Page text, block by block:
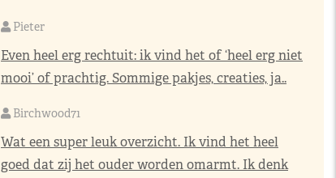
Pieter
Even heel erg rechtuit: ik vind het of ‘heel erg niet
mooi’ of prachtig. Sommige pakjes, creaties, ja..
Birchwood71
Wat een super leuk overzicht. Ik vind het heel
goed dat zij het ouder worden omarmt. Ik denk